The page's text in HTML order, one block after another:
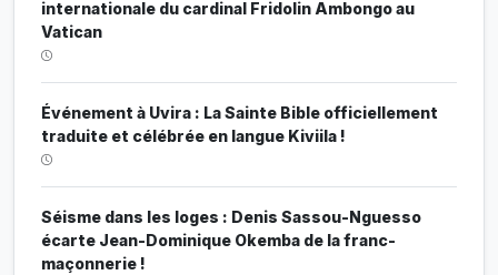
internationale du cardinal Fridolin Ambongo au
Vatican
Événement à Uvira : La Sainte Bible officiellement
traduite et célébrée en langue Kiviila !
Séisme dans les loges : Denis Sassou-Nguesso
écarte Jean-Dominique Okemba de la franc-
maçonnerie !